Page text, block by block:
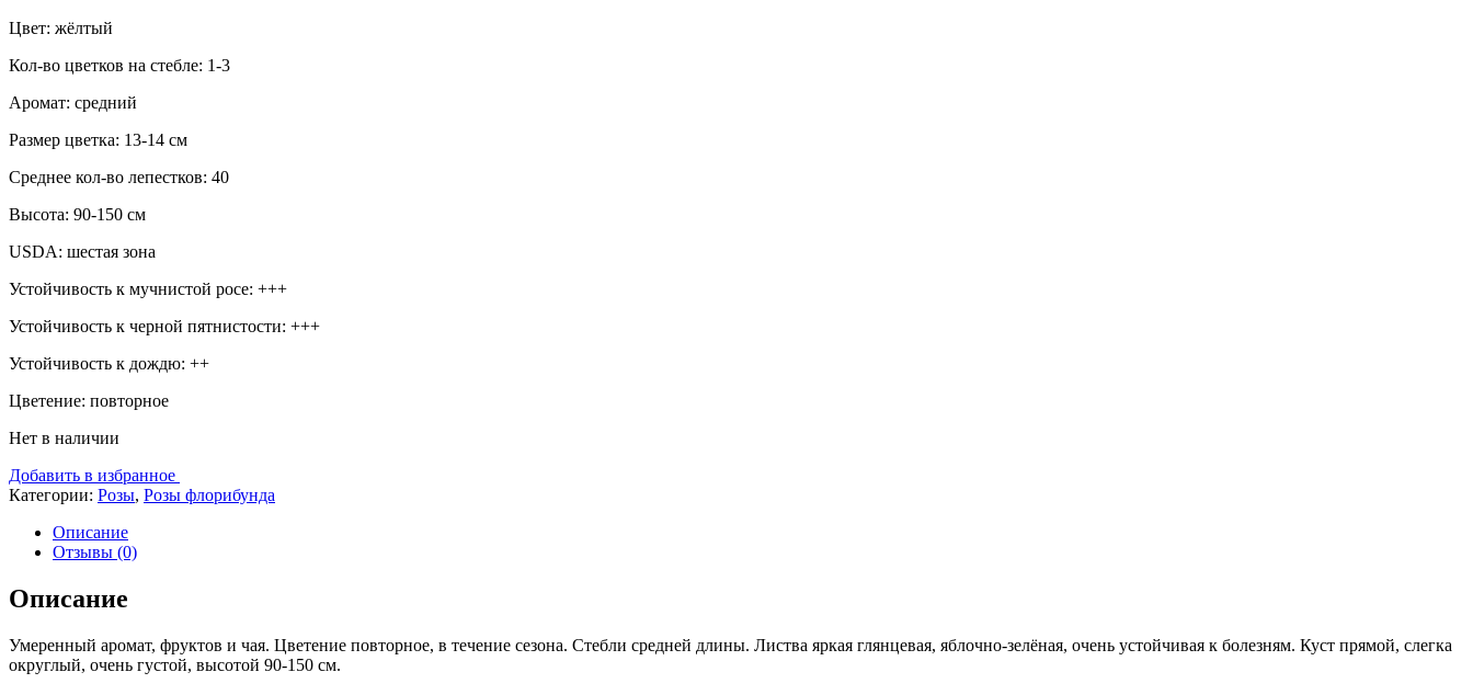
Цвет: жёлтый
Кол-во цветков на стебле: 1-3
Аромат: средний
Размер цветка: 13-14 см
Среднее кол-во лепестков: 40
Высота: 90-150 см
USDA: шестая зона
Устойчивость к мучнистой росе: +++
Устойчивость к черной пятнистости: +++
Устойчивость к дождю: ++
Цветение: повторное
Нет в наличии
Добавить в избранное
Категории: Розы, Розы флорибунда
Описание
Отзывы (0)
Описание
Умеренный аромат, фруктов и чая. Цветение повторное, в течение сезона. Стебли средней длины. Листва яркая глянцевая, яблочно-зелёная, очень устойчивая к болезням. Куст прямой, слегка
округлый, очень густой, высотой 90-150 см.